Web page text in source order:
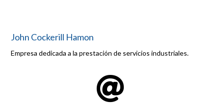
John Cockerill Hamon
Empresa dedicada a la prestación de servicios industriales.
